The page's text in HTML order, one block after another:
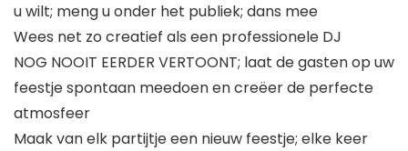
u wilt; meng u onder het publiek; dans mee
Wees net zo creatief als een professionele DJ
NOG NOOIT EERDER VERTOONT; laat de gasten op uw
feestje spontaan meedoen en creëer de perfecte
atmosfeer
Maak van elk partijtje een nieuw feestje; elke keer